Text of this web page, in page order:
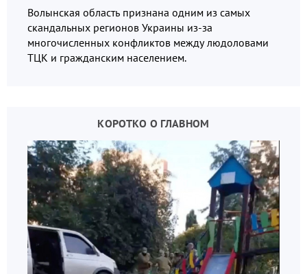
Волынская область признана одним из самых
скандальных регионов Украины из-за
многочисленных конфликтов между людоловами
ТЦК и гражданским населением.
КОРОТКО О ГЛАВНОМ